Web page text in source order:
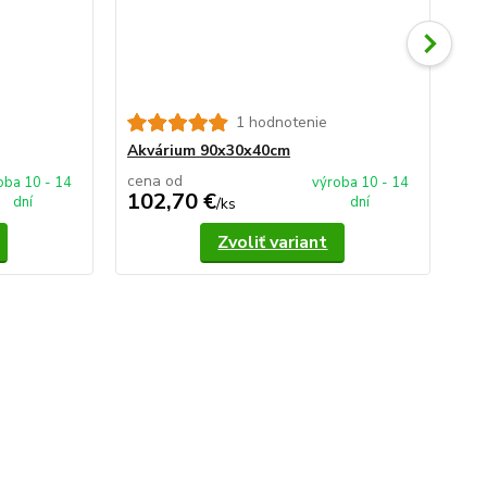
10 - 14
dní
1 hodnotenie
Akvárium 90x30x40cm
cena od
102,70 €/ks
výroba 10 - 14
dní
Zvoliť variant